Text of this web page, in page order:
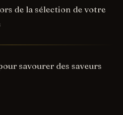
de la sélection de votre
savourer des saveurs